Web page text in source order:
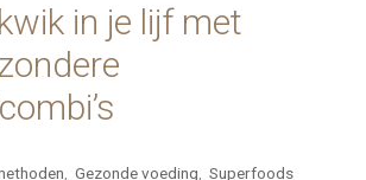
in je lijf met
, Gezonde voeding, Superfoods